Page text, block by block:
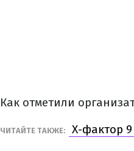
Как отметили
ЧИТАЙТЕ ТАКЖЕ: Х-фактор